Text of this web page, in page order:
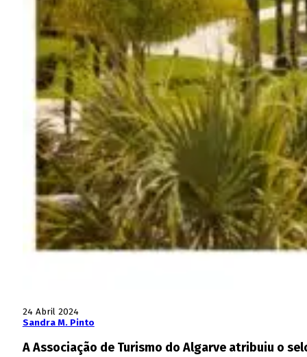
24 Abril 2024
Sandra M. Pinto
A Associação de Turismo do Algarve atribuiu o